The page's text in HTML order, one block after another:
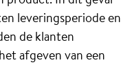
leveringsperiode en
de klanten
afgeven van een